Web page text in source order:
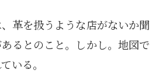
革を扱うような店がないか聞
るとのこと。しかし。地図で
いる。